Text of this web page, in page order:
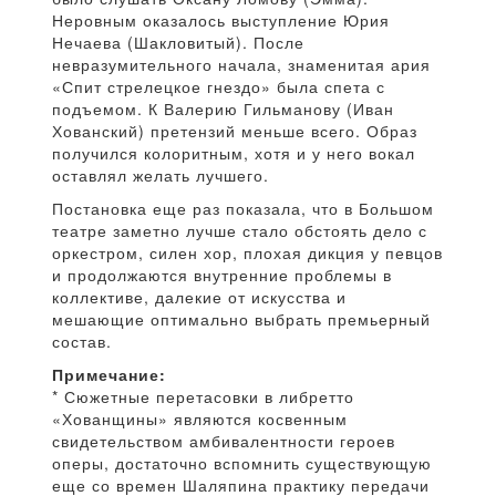
Неровным оказалось выступление Юрия
Нечаева (Шакловитый). После
невразумительного начала, знаменитая ария
«Спит стрелецкое гнездо» была спета с
подъемом. К Валерию Гильманову (Иван
Хованский) претензий меньше всего. Образ
получился колоритным, хотя и у него вокал
оставлял желать лучшего.
Постановка еще раз показала, что в Большом
театре заметно лучше стало обстоять дело с
оркестром, силен хор, плохая дикция у певцов
и продолжаются внутренние проблемы в
коллективе, далекие от искусства и
мешающие оптимально выбрать премьерный
состав.
Примечание:
* Сюжетные перетасовки в либретто
«Хованщины» являются косвенным
свидетельством амбивалентности героев
оперы, достаточно вспомнить существующую
еще со времен Шаляпина практику передачи